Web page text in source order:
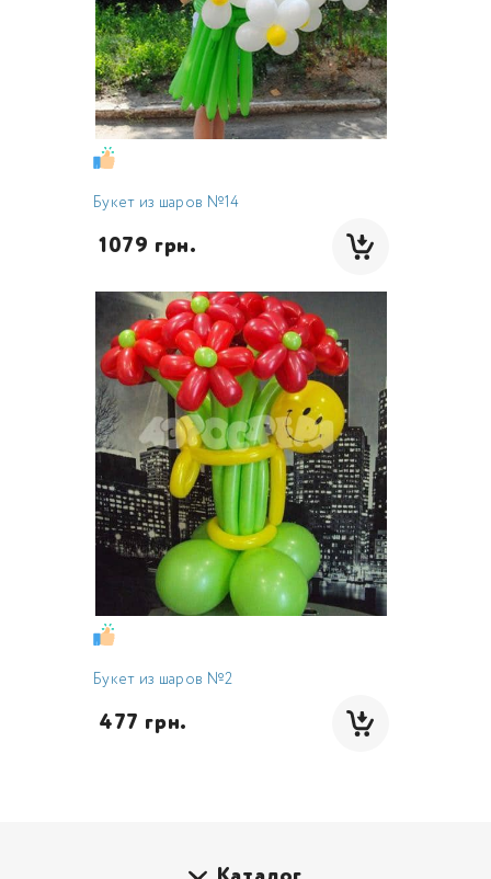
Букет из шаров №14
1079 грн.
Букет из шаров №2
477 грн.